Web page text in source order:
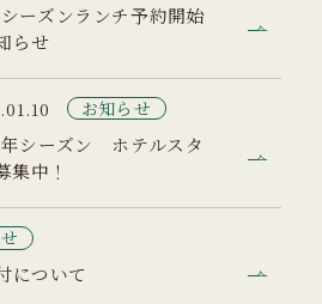
ーズンランチ予約開始
らせ
お知らせ
シーズン ホテルスタ
集中！
について